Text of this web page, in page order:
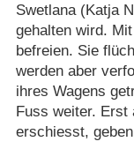
Swetlana (Katja
gehalten wird.
befreien. Sie
werden aber
ihres Wagens
Fuss weiter.
erschiesst,